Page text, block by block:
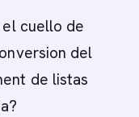
el cuello de
del
de listas